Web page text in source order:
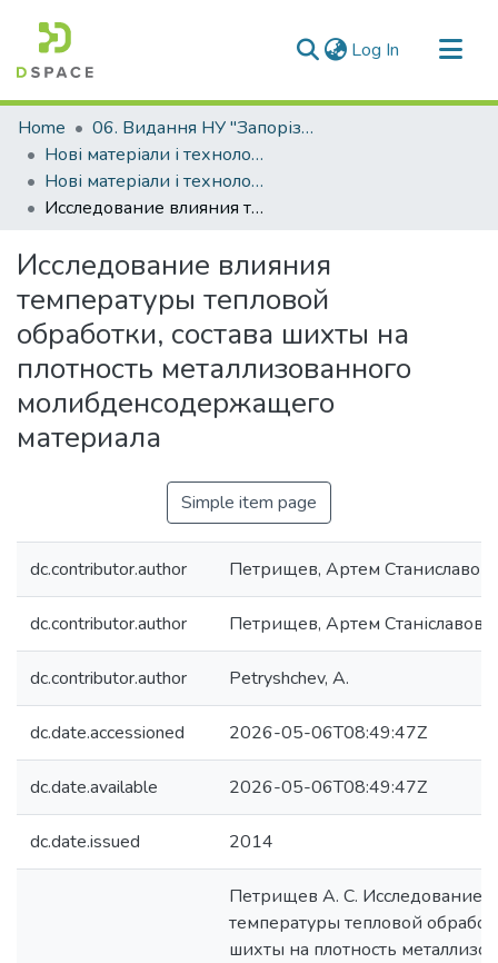
Log In (current)
Communities & Collections
All of DSpace
Statistics
Home
06. Видання НУ "Запорізька політехніка"
Нові матеріали і технологіі в металургії та машинобудуванні (НМТ)
Нові матеріали і технології в металургії та машинобудуванні - 2014, №1
Исследование влияния температуры тепловой обработки, состава шихты на плотность металлизованного молибденсодержащего материала
Исследование влияния
температуры тепловой
обработки, состава шихты на
плотность металлизованного
молибденсодержащего
материала
Simple item page
dc.contributor.author Петрищев, Артем
dc.contributor.author Петрищев, Артем
dc.contributor.author Petryshchev, A.
dc.date.accessioned 2026-05-06T08:49:47Z
dc.date.available 2026-05-06T08:49:47Z
dc.date.issued 2014
Петрищев А. С. Исследование
температуры тепловой
шихты на плотность